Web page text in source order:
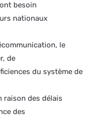
besoin
nationaux
le
de
du système de
raison des délais
des